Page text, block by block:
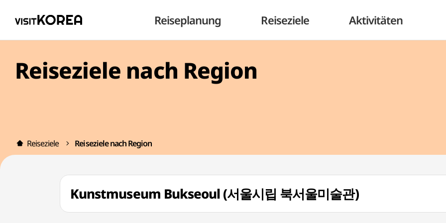
Reiseplanung Reiseziele Aktivitäten
Reiseziele nach Region
Reiseziele Reiseziele nach Region
Kunstmuseum Bukseoul (서울시립 북서울미술관)